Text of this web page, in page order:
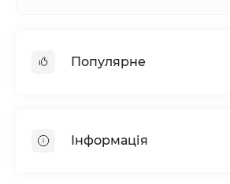
Популярне
Вологий корм для котів
Інформація